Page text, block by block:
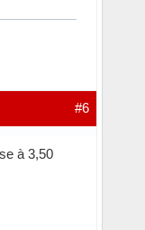
#6
à 3,50